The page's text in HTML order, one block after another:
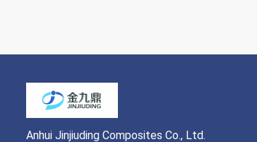
Anhui Jinjiuding Composites Co., Ltd.